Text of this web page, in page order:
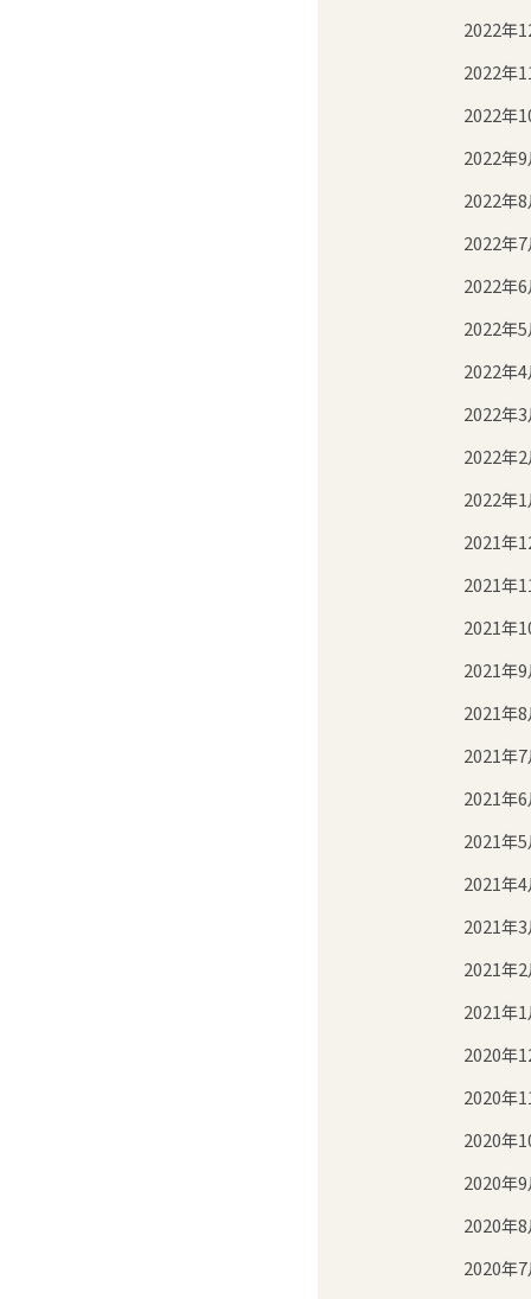
2022年
2022年
2022年
2022年9
2022年8
2022年7
2022年6
2022年5
2022年4
2022年3
2022年2
2022年1
2021年
2021年
2021年
2021年9
2021年8
2021年7
2021年6
2021年5
2021年4
2021年3
2021年2
2021年1
2020年
2020年
2020年
2020年9
2020年8
2020年7